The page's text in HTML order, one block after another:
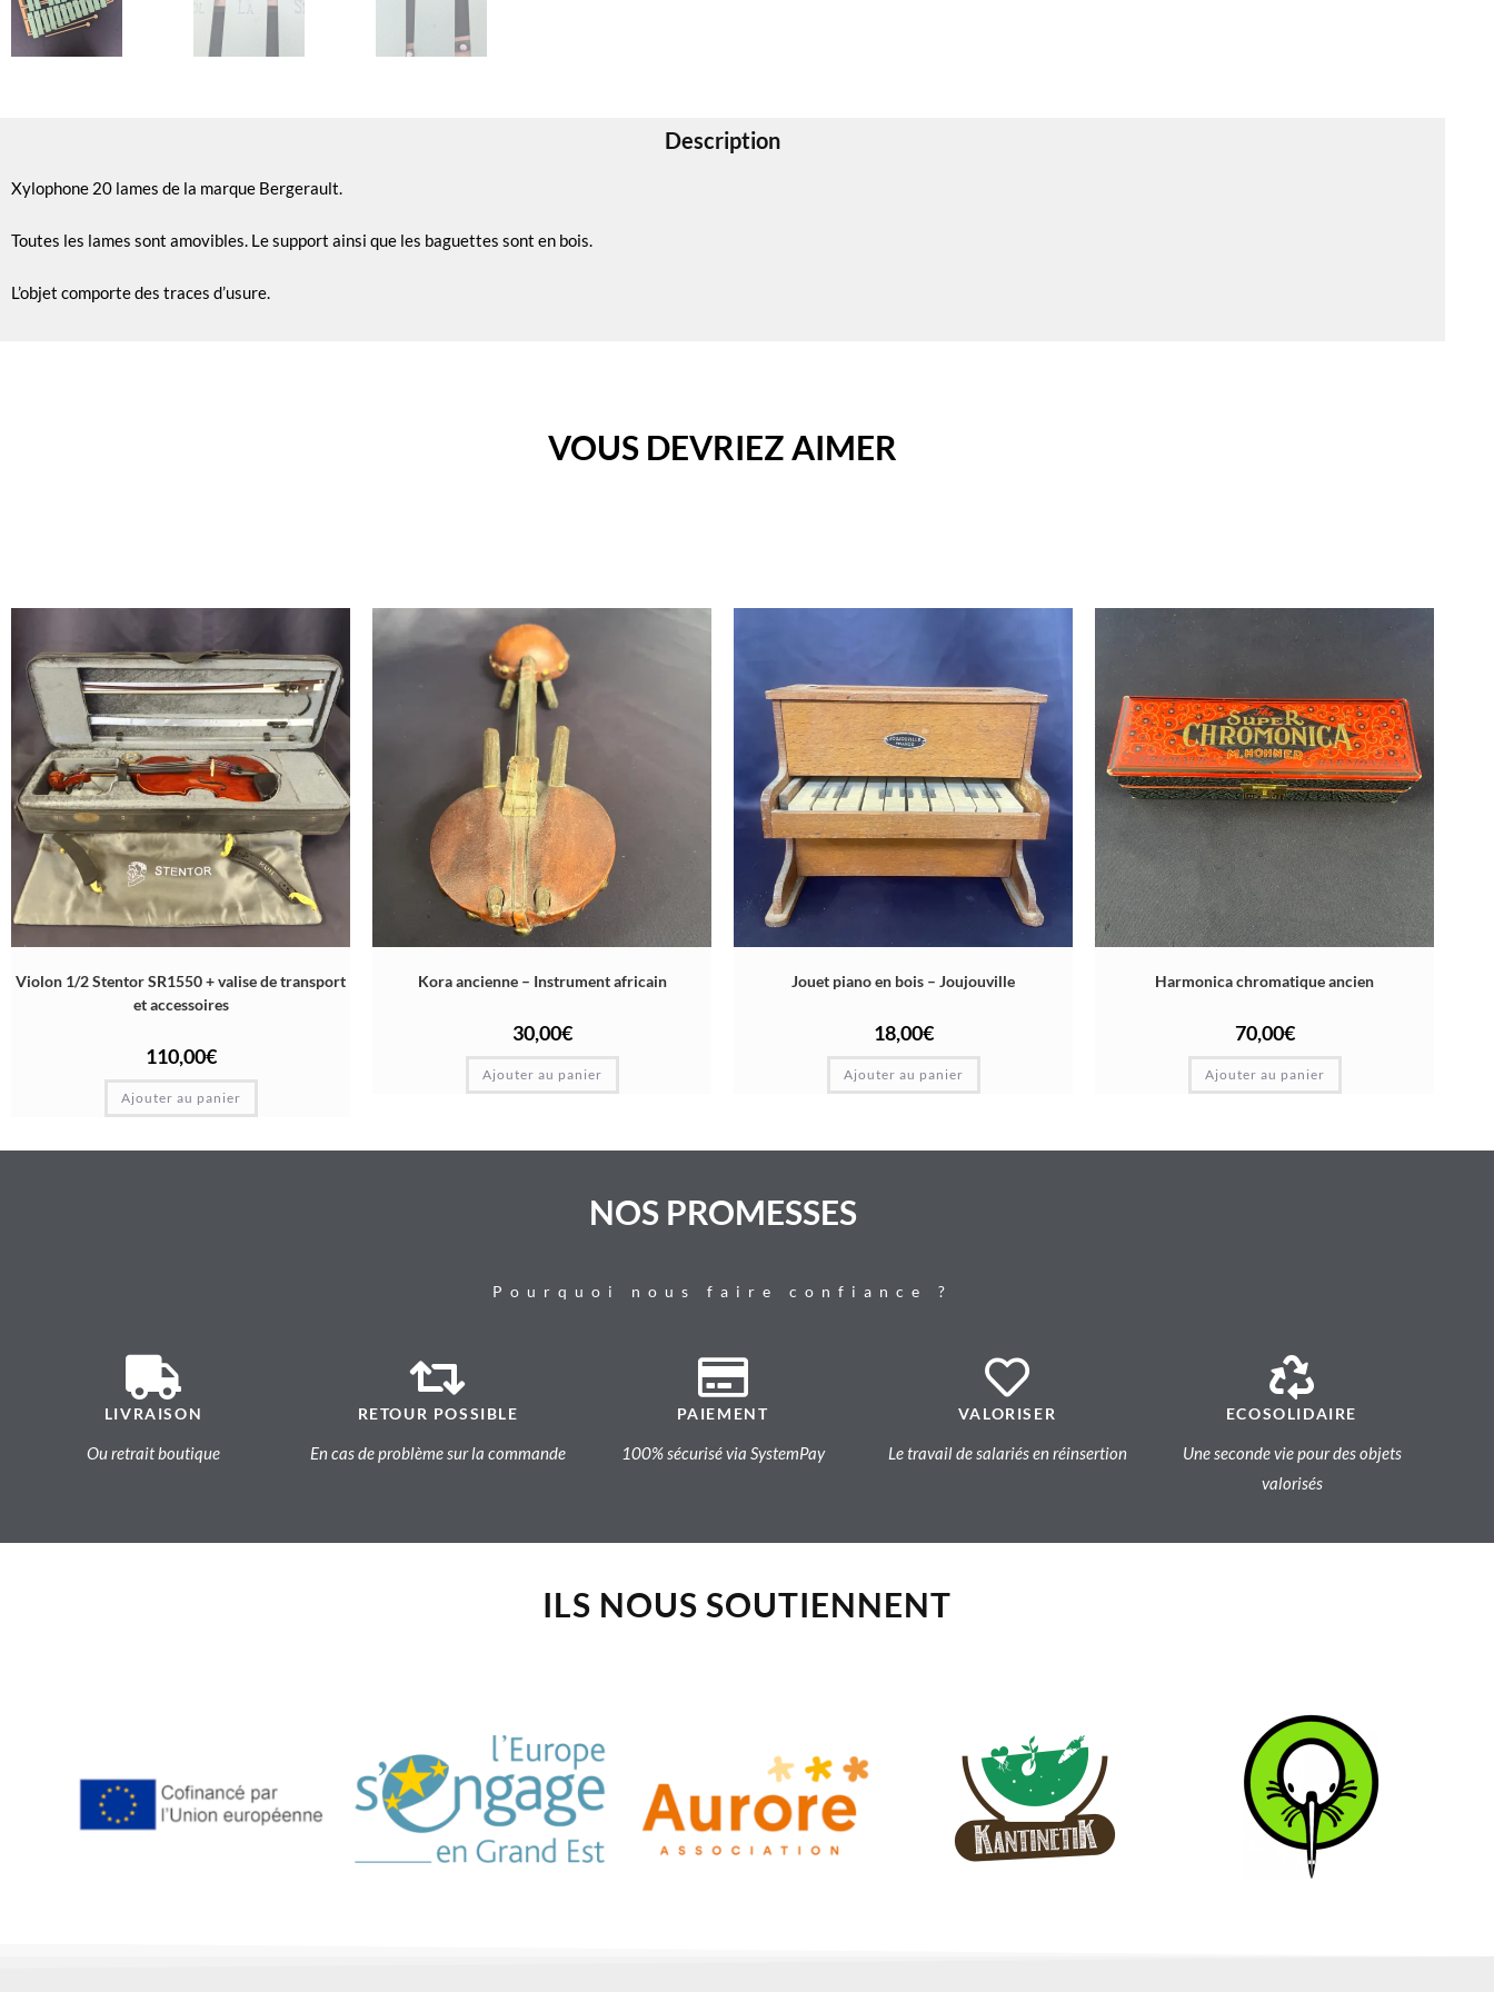
Description
Xylophone 20 lames de la marque Bergerault.
Toutes les lames sont amovibles. Le support ainsi que les baguettes sont en bois.
L’objet comporte des traces d’usure.
VOUS DEVRIEZ AIMER
Violon 1/2 Stentor SR1550 + valise de transport
et accessoires
110,00€
Ajouter au panier
Kora ancienne – Instrument africain
30,00€
Ajouter au panier
Jouet piano en bois – Joujouville
18,00€
Ajouter au panier
Harmonica chromatique ancien
70,00€
Ajouter au panier
NOS PROMESSES
Pourquoi nous faire confiance ?
LIVRAISON
Ou retrait boutique
RETOUR POSSIBLE
En cas de problème sur la commande
PAIEMENT
100% sécurisé via SystemPay
VALORISER
Le travail de salariés en réinsertion
ECOSOLIDAIRE
Une seconde vie pour des objets
valorisés
ILS NOUS SOUTIENNENT